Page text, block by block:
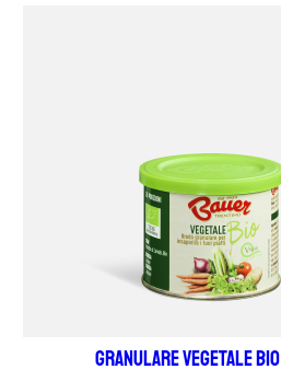
Granulare Vegetale Bio